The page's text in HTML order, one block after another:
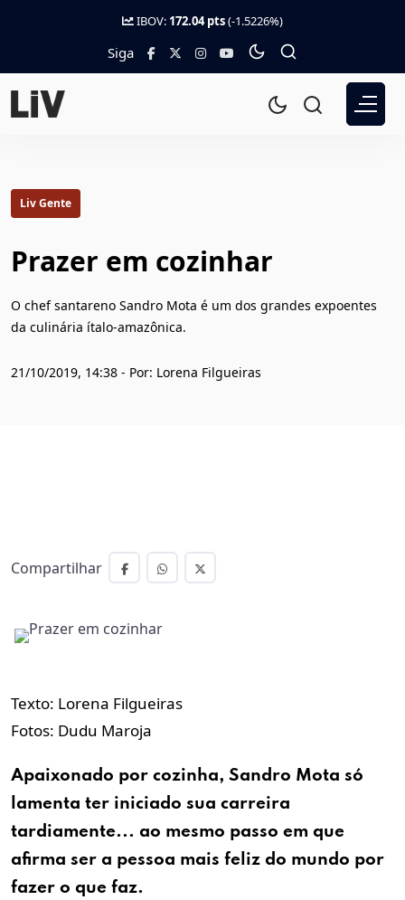
IBOV: 172.04 pts(-1.5226%)
Siga
Liv Gente
Prazer em cozinhar
O chef santareno Sandro Mota é um dos grandes expoentes
da culinária ítalo-amazônica.
21/10/2019, 14:38 - Por: Lorena Filgueiras
Compartilhar
Texto: Lorena Filgueiras
Fotos: Dudu Maroja
Apaixonado por cozinha, Sandro Mota só
lamenta ter iniciado sua carreira
tardiamente... ao mesmo passo em que
afirma ser a pessoa mais feliz do mundo por
fazer o que faz.